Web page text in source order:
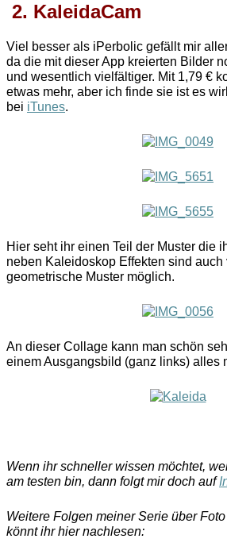
2. KaleidaCam
Viel besser als iPerbolic gefällt mir
da die mit dieser App kreierten Bilder
und wesentlich vielfältiger. Mit 1,79 €
etwas mehr, aber ich finde sie ist es
bei iTunes.
Hier seht ihr einen Teil der Muster die
neben Kaleidoskop Effekten sind
geometrische Muster möglich.
An dieser Collage kann man schön
einem Ausgangsbild (ganz links) alles
Wenn ihr schneller wissen möchtet,
am testen bin, dann folgt mir doch auf
Weitere Folgen meiner Serie über
könnt ihr hier nachlesen: